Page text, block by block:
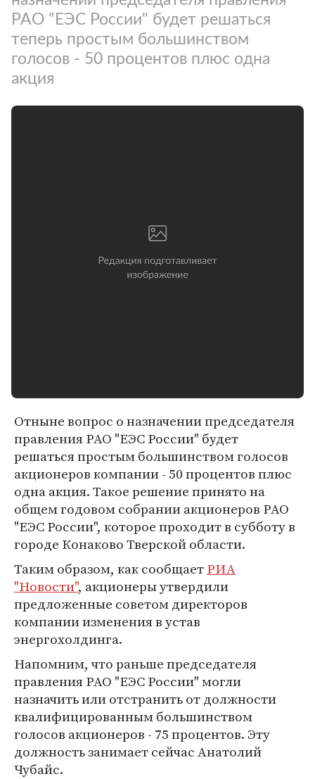
РАО "ЕЭС России" будет решаться
теперь простым большинством
голосов - 50 процентов плюс одна
акция
Отныне вопрос о назначении председателя
правления РАО "ЕЭС России" будет
решаться простым большинством голосов
акционеров компании - 50 процентов плюс
одна акция. Такое решение принято на
общем годовом собрании акционеров РАО
"ЕЭС России", которое проходит в субботу в
городе Конаково Тверской области.
Таким образом, как сообщаетРИА
"Новости", акционеры утвердили
предложенные советом директоров
компании изменения в устав
энергохолдинга.
Напомним, что раньше председателя
правления РАО "ЕЭС России" могли
назначить или отстранить от должности
квалифицированным большинством
голосов акционеров - 75 процентов. Эту
должность занимает сейчас Анатолий
Чубайс.